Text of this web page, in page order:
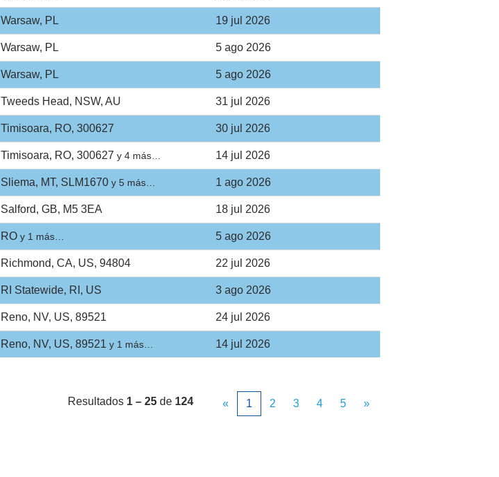
Warsaw, PL 19 jul 2026
Warsaw, PL 5 ago 2026
Warsaw, PL 5 ago 2026
Tweeds Head, NSW, AU 31 jul 2026
Timisoara, RO, 300627 30 jul 2026
Timisoara, RO, 300627 y 4 más… 14 jul 2026
Sliema, MT, SLM1670 y 5 más… 1 ago 2026
Salford, GB, M5 3EA 18 jul 2026
RO y 1 más… 5 ago 2026
Richmond, CA, US, 94804 22 jul 2026
RI Statewide, RI, US 3 ago 2026
Reno, NV, US, 89521 24 jul 2026
Reno, NV, US, 89521 y 1 más… 14 jul 2026
Resultados 1 – 25 de 124 « 1 2 3 4 5 »